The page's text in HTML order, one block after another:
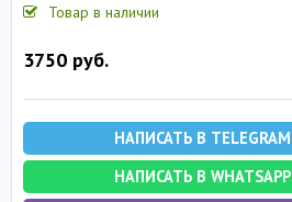
Товар в наличии
3750 руб.
НАПИСАТЬ В TELEGRAM
НАПИСАТЬ В WHATSAPP